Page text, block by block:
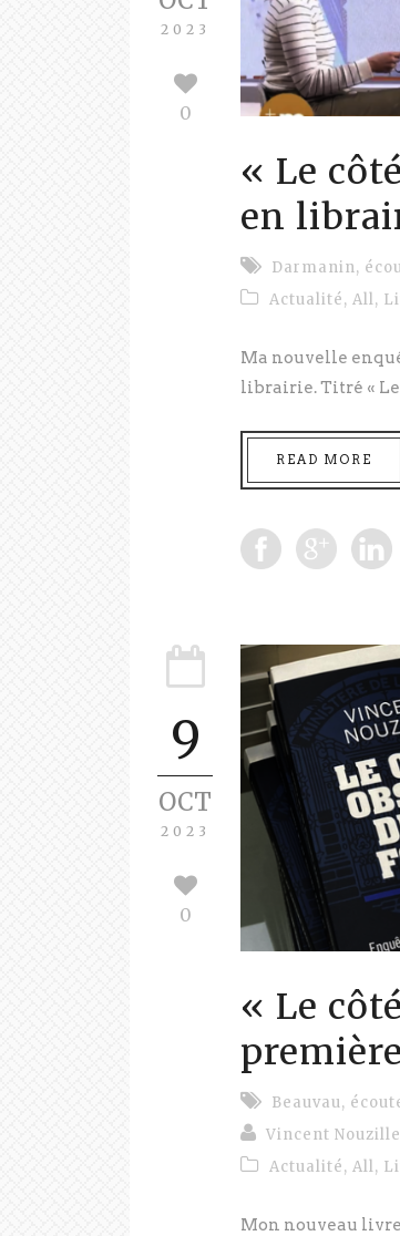
2023
0
« Le
en
Darmanin,
Actualité, All,
Ma nouvelle
librairie. Titré « Le
READ MORE
9
OCT
2023
0
« Le
Beauvau,
Vincent Nouzille
Actualité, All,
Mon nouveau